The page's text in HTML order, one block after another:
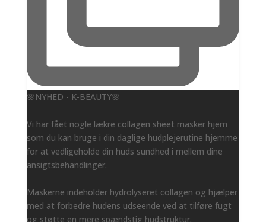
🌸NYHED - K-BEAUTY🌸
Vi har fået nogle lækre collagen sheet masker hjem
som du kan bruge i din daglige hudplejerutine hjemme
for at vedligeholde din huds sundhed i mellem dine
ansigtsbehandlinger.
Maskerne indeholder hydrolyseret collagen og hjælper
med at forbedre hudens udseende ved at tilføre fugt
og støtte en mere spændstig hudstruktur.